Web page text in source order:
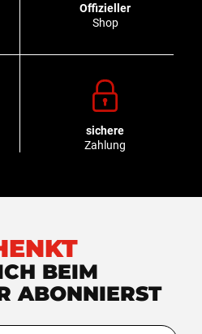
Offizieller
Shop
sichere
Zahlung
BEIM
ABONNIERST